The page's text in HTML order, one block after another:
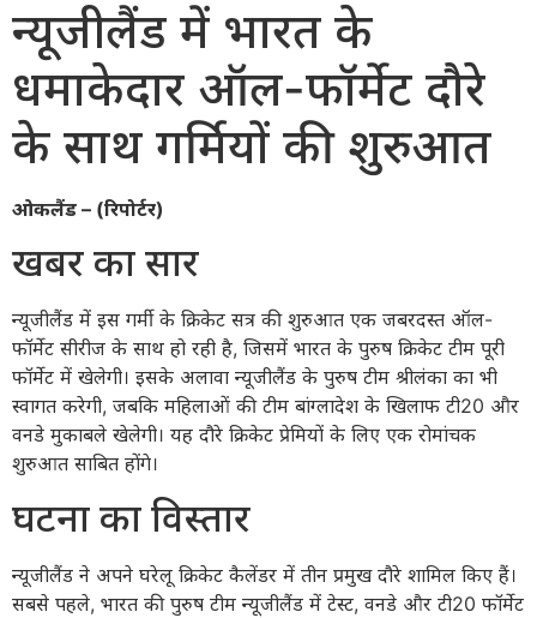
न्यूजीलैंड में भारत के
धमाकेदार ऑल-फॉर्मेट दौरे
के साथ गर्मियों की शुरुआत
ओकलैंड – (रिपोर्टर)
खबर का सार
न्यूजीलैंड में इस गर्मी के क्रिकेट सत्र की शुरुआत एक जबरदस्त ऑल-
फॉर्मेट सीरीज के साथ हो रही है, जिसमें भारत के पुरुष क्रिकेट टीम पूरी
फॉर्मेट में खेलेगी। इसके अलावा न्यूजीलैंड के पुरुष टीम श्रीलंका का भी
स्वागत करेगी, जबकि महिलाओं की टीम बांग्लादेश के खिलाफ टी20 और
वनडे मुकाबले खेलेगी। यह दौरे क्रिकेट प्रेमियों के लिए एक रोमांचक
शुरुआत साबित होंगे।
घटना का विस्तार
न्यूजीलैंड ने अपने घरेलू क्रिकेट कैलेंडर में तीन प्रमुख दौरे शामिल किए हैं।
सबसे पहले, भारत की पुरुष टीम न्यूजीलैंड में टेस्ट, वनडे और टी20 फॉर्मेट